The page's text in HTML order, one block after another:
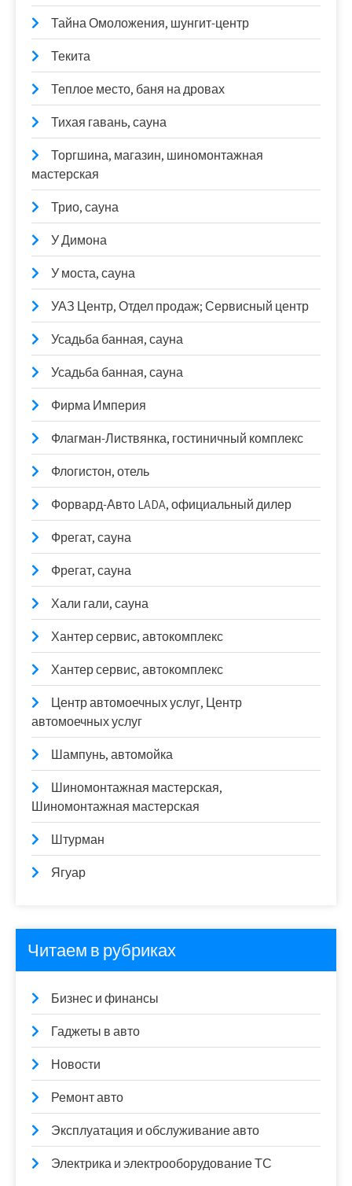
Тайна Омоложения, шунгит-центр
Текита
Теплое место, баня на дровах
Тихая гавань, сауна
Торгшина, магазин, шиномонтажная
мастерская
Трио, сауна
У Димона
У моста, сауна
УАЗ Центр, Отдел продаж; Сервисный центр
Усадьба банная, сауна
Усадьба банная, сауна
Фирма Империя
Флагман-Листвянка, гостиничный комплекс
Флогистон, отель
Форвард-Авто LADA, официальный дилер
Фрегат, сауна
Фрегат, сауна
Хали гали, сауна
Хантер сервис, автокомплекс
Хантер сервис, автокомплекс
Центр автомоечных услуг, Центр
автомоечных услуг
Шампунь, автомойка
Шиномонтажная мастерская,
Шиномонтажная мастерская
Штурман
Ягуар
Читаем в рубриках
Бизнес и финансы
Гаджеты в авто
Новости
Ремонт авто
Эксплуатация и обслуживание авто
Электрика и электрооборудование ТС